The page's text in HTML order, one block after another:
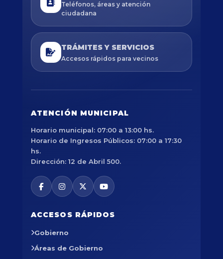
Teléfonos, áreas y atención
ciudadana
TRÁMITES Y SERVICIOS
Accesos rápidos para vecinos
ATENCIÓN MUNICIPAL
Horario municipal: 07:00 a 13:00 hs.
Horario de Ingresos Públicos: 07:00 a 17:30
hs.
Dirección: 12 de Abril 500.
ACCESOS RÁPIDOS
Gobierno
Áreas de Gobierno